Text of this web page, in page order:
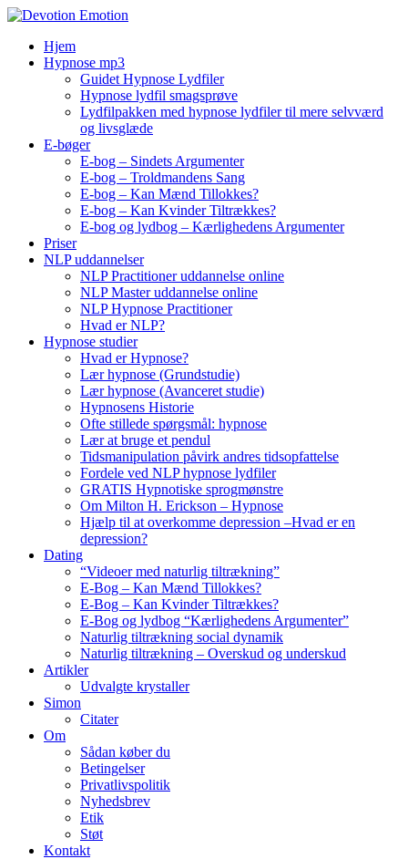
Skip
contentHjem
Hypnose mp3
Guidet Hypnose Lydfiler
Hypnose lydfil smagsprøve
Lydfilpakken med hypnose lydfiler til mere selvværd
og livsglæde
E-bøger
E-bog – Sindets Argumenter
E-bog – Troldmandens Sang
E-bog – Kan Mænd Tillokkes?
E-bog – Kan Kvinder Tiltrækkes?
E-bog og lydbog – Kærlighedens Argumenter
Priser
NLP uddannelser
NLP Practitioner uddannelse online
NLP Master uddannelse online
NLP Hypnose Practitioner
Hvad er NLP?
Hypnose studier
Hvad er Hypnose?
Lær hypnose (Grundstudie)
Lær hypnose (Avanceret studie)
Hypnosens Historie
Ofte stillede spørgsmål: hypnose
Lær at bruge et pendul
Tidsmanipulation påvirk andres tidsopfattelse
Fordele ved NLP hypnose lydfiler
GRATIS Hypnotiske sprogmønstre
Om Milton H. Erickson – Hypnose
Hjælp til at overkomme depression –Hvad er en
depression?
Dating
“Videoer med naturlig tiltrækning”
E-Bog – Kan Mænd Tillokkes?
E-Bog – Kan Kvinder Tiltrækkes?
E-Bog og lydbog “Kærlighedens Argumenter”
Naturlig tiltrækning social dynamik
Naturlig tiltrækning – Overskud og underskud
Artikler
Udvalgte krystaller
Simon
Citater
Om
Sådan køber du
Betingelser
Privatlivspolitik
Nyhedsbrev
Etik
Støt
Kontakt